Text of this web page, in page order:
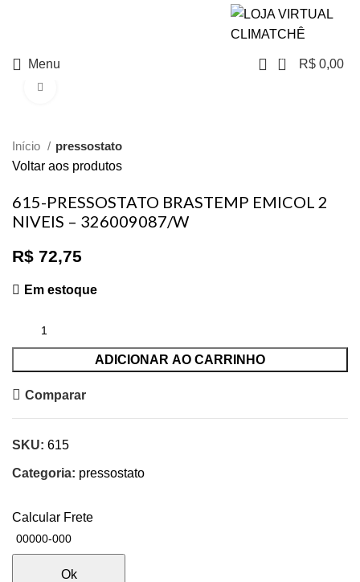
Menu 0 R$ 0,00
Início
pressostato
Voltar aos produtos
615-PRESSOSTATO BRASTEMP EMICOL 2
NIVEIS – 326009087/W
R$ 72,75
Em estoque
ADICIONAR AO CARRINHO
Comparar
SKU: 615
Categoria: pressostato
Calcular Frete
Ok